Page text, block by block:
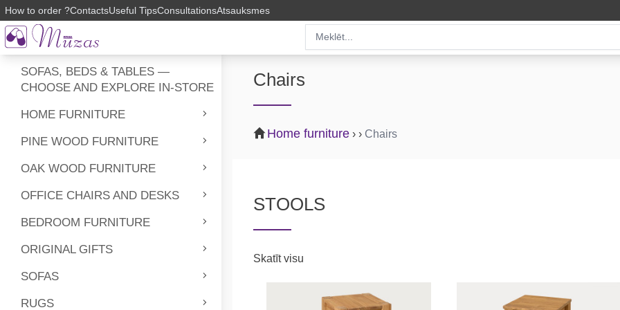
SOFAS, BEDS & TABLES —
CHOOSE AND EXPLORE IN-STORE
HOME FURNITURE
PINE WOOD FURNITURE
OAK WOOD FURNITURE
OFFICE CHAIRS AND DESKS
BEDROOM FURNITURE
ORIGINAL GIFTS
SOFAS
RUGS
How to order ?ContactsUseful TipsConsultationsAtsauksmes
Chairs
Home furniture › › Chairs
STOOLS
Skatīt visu